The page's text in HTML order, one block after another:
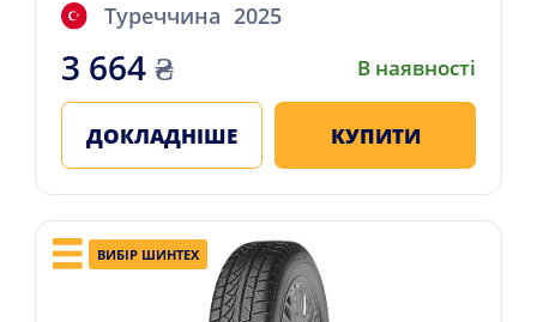
Туреччина 2025
3 664₴ В наявності
ДОКЛАДНІШЕ КУПИТИ
ВИБІР ШИНТЕХ